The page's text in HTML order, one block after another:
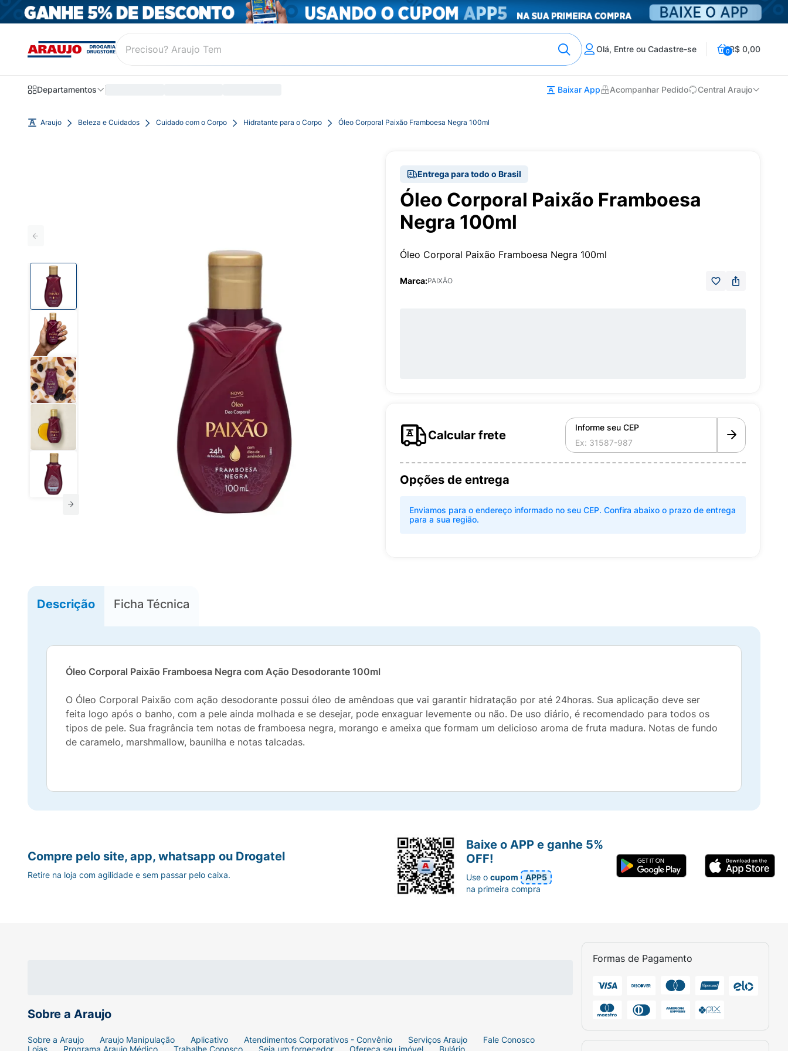
Olá, Entre ou Cadastre-se 0R$ 0,00
Departamentos Baixar App Acompanhar Pedido Central Araujo
Araujo Beleza e Cuidados Cuidado com o Corpo Hidratante para o Corpo Óleo Corporal Paixão Framboesa Negra 100ml
Entrega para todo o Brasil
Óleo Corporal Paixão Framboesa
Negra 100ml
Óleo Corporal Paixão Framboesa Negra 100ml
Marca:PAIXÃO
Calcular frete
Informe seu CEP
Opções de entrega
Enviamos para o endereço informado no seu CEP. Confira abaixo o prazo de entrega
para a sua região.
Descrição Ficha Técnica
Óleo Corporal Paixão Framboesa Negra com Ação Desodorante 100ml
O Óleo Corporal Paixão com ação desodorante possui óleo de amêndoas que vai garantir hidratação por até 24horas. Sua aplicação deve ser
feita logo após o banho, com a pele ainda molhada e se desejar, pode enxaguar levemente ou não. De uso diário, é recomendado para todos os
tipos de pele. Sua fragrância tem notas de framboesa negra, morango e ameixa que formam um delicioso aroma de fruta madura. Notas de fundo
de caramelo, marshmallow, baunilha e notas talcadas.
Sobre a Araujo
Sobre a Araujo Araujo Manipulação Aplicativo Atendimentos Corporativos - Convênio Serviços Araujo
Fale Conosco
Formas de Pagamento
Compre pelo site, app, whatsapp ou Drogatel
Retire na loja com agilidade e sem passar pelo caixa.
Baixe o APP e ganhe 5%
OFF!
Use ocupom
APP5
na primeira compra